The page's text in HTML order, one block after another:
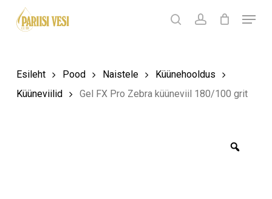
Products
search
searchaccount
Menu
Ostukorv
Esileht Pood Naistele
Küünehooldus
Küüneviilid
Gel FX Pro Zebra küüneviil 180/100 grit